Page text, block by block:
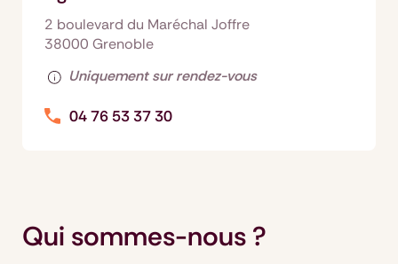
2 boulevard du Maréchal Joffre
38000 Grenoble
Uniquement sur rendez-vous
04 76 53 37 30
Qui sommes-nous ?